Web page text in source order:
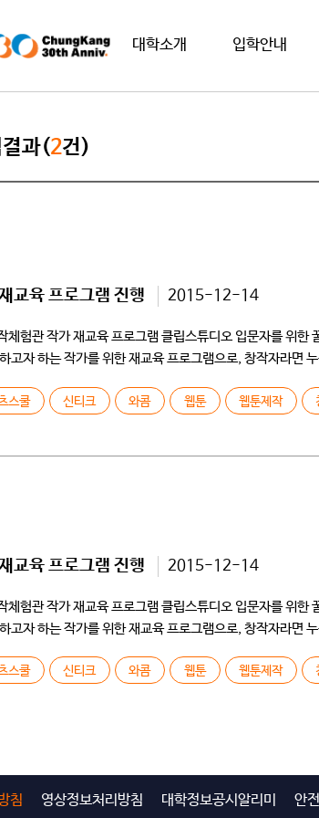
대학소개 입학안내
과(2건)
교육 프로그램 진행 2015-12-14
체험관 작가 재교육 프로그램 클립스튜디오 입문자를 위
고자 하는 작가를 위한 재교육 프로그램으로, 창작자라
스쿨 신티크 와콤 웹툰 웹툰제작
교육 프로그램 진행 2015-12-14
체험관 작가 재교육 프로그램 클립스튜디오 입문자를 위
고자 하는 작가를 위한 재교육 프로그램으로, 창작자라
스쿨 신티크 와콤 웹툰 웹툰제작
침 영상정보처리방침 대학정보공시알리미 안